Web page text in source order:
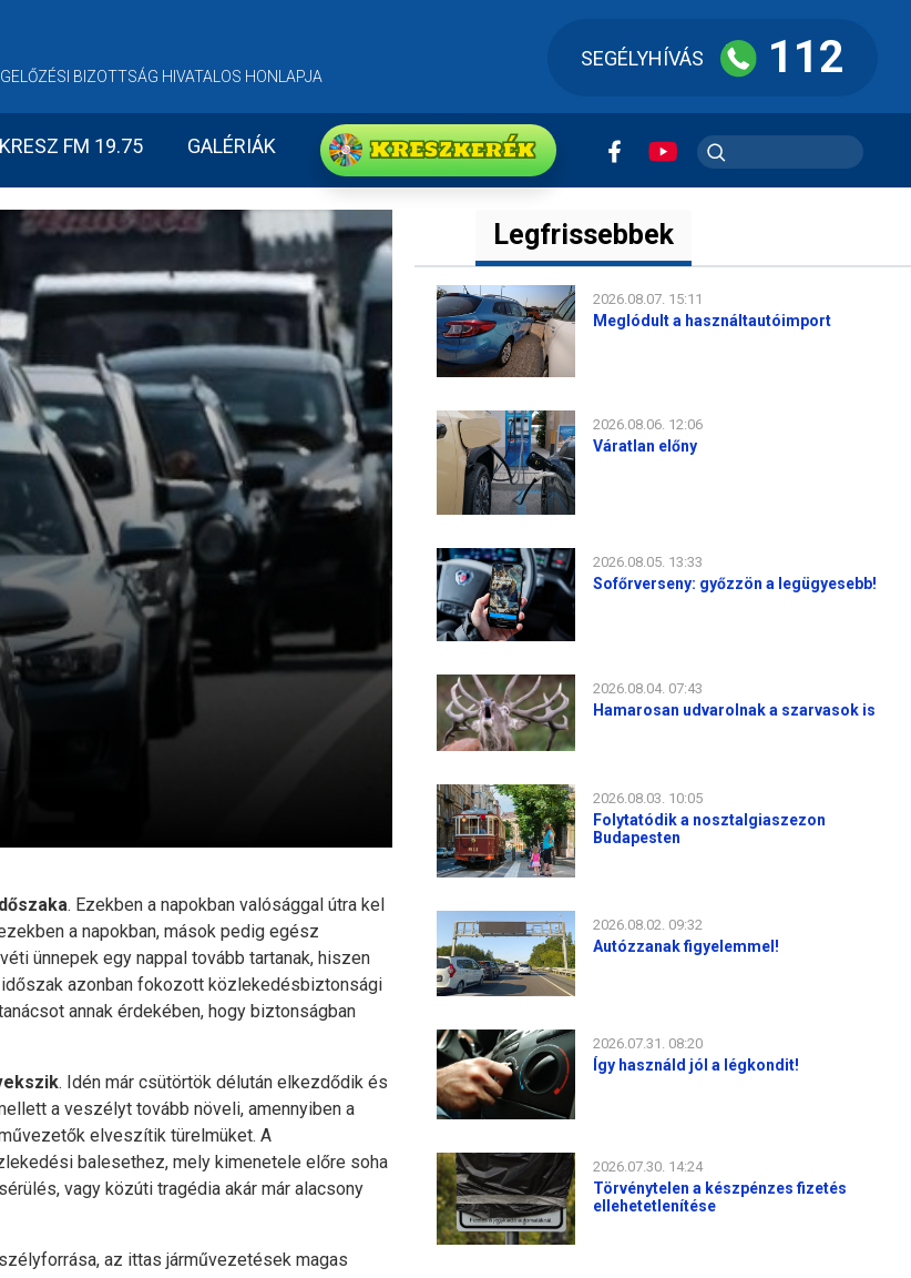
BIZOTTSÁG HIVATALOS HONLAPJA
SEGÉLYHÍVÁS 112
KRESZ FM 19.75 GALÉRIÁK KRESZkerék
. Ezekben a napokban valósággal útra kel
a napokban, mások pedig egész
ünnepek egy nappal tovább tartanak, hiszen
azonban fokozott közlekedésbiztonsági
annak érdekében, hogy biztonságban
. Idén már csütörtök délután elkezdődik és
a veszélyt tovább növeli, amennyiben a
elveszítik türelmüket. A
balesethez, mely kimenetele előre soha
vagy közúti tragédia akár már alacsony
az ittas járművezetések magas
Legfrissebbek
2026.08.07. 15:11
Meglódult a használtautóimport
2026.08.06. 12:06
Váratlan előny
2026.08.05. 13:33
Sofőrverseny: győzzön a legügyesebb!
2026.08.04. 07:43
Hamarosan udvarolnak a szarvasok is
2026.08.03. 10:05
Folytatódik a nosztalgiaszezon
Budapesten
2026.08.02. 09:32
Autózzanak figyelemmel!
2026.07.31. 08:20
Így használd jól a légkondit!
2026.07.30. 14:24
Törvénytelen a készpénzes fizetés
ellehetetlenítése